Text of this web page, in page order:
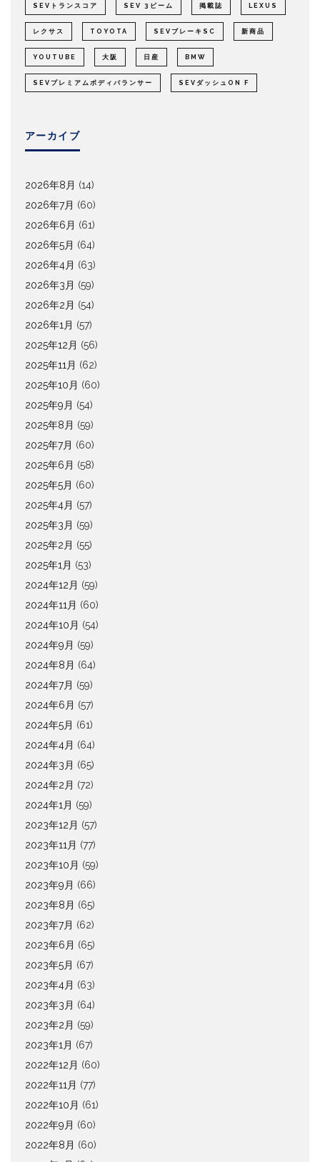
SEVトランスコア SEV 3ビーム 掲載誌 LEXUS
レクサス TOYOTA SEVブレーキSC 新商品
YOUTUBE 大阪 日産 BMW
SEVプレミアムボディバランサー SEVダッシュON F
アーカイブ
2026年8月 (14)
2026年7月 (60)
2026年6月 (61)
2026年5月 (64)
2026年4月 (63)
2026年3月 (59)
2026年2月 (54)
2026年1月 (57)
2025年12月 (56)
2025年11月 (62)
2025年10月 (60)
2025年9月 (54)
2025年8月 (59)
2025年7月 (60)
2025年6月 (58)
2025年5月 (60)
2025年4月 (57)
2025年3月 (59)
2025年2月 (55)
2025年1月 (53)
2024年12月 (59)
2024年11月 (60)
2024年10月 (54)
2024年9月 (59)
2024年8月 (64)
2024年7月 (59)
2024年6月 (57)
2024年5月 (61)
2024年4月 (64)
2024年3月 (65)
2024年2月 (72)
2024年1月 (59)
2023年12月 (57)
2023年11月 (77)
2023年10月 (59)
2023年9月 (66)
2023年8月 (65)
2023年7月 (62)
2023年6月 (65)
2023年5月 (67)
2023年4月 (63)
2023年3月 (64)
2023年2月 (59)
2023年1月 (67)
2022年12月 (60)
2022年11月 (77)
2022年10月 (61)
2022年9月 (60)
2022年8月 (60)